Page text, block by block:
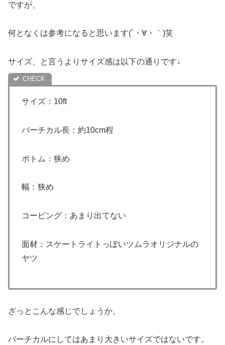
ですが、
何となくは参考になると思います(´・∀・｀)笑
サイズ、と言うよりサイズ感は以下の通りです↓
サイズ：10ft
バーチカル長：約10cm程
ボトム：狭め
幅：狭め
コーピング：あまり出てない
面材：スケートライトっぽいツムラオリジナルの
ヤツ
ざっとこんな感じでしょうか。
バーチカルにしてはあまり大きいサイズではないです。